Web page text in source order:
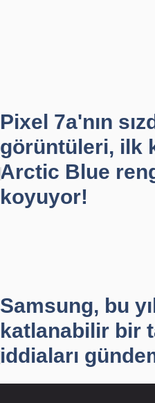
Pixel 7a'nın
görüntüleri, ilk
Arctic Blue
koyuyor!
Samsung, bu
katlanabilir bir
iddiaları